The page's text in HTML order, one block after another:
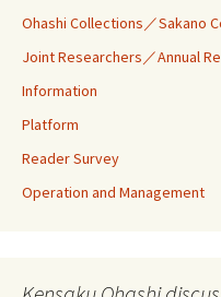
Ohashi Collections／Sakano
Joint Researchers／Annual
Information
Platform
Reader Survey
Operation and Management